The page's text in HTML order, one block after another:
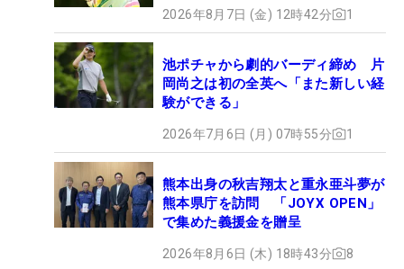
2026年8月7日 (金) 12時42分 1
池ポチャから劇的バーディ締め 片
岡尚之は初の全英へ「また新しい経
験ができる」
2026年7月6日 (月) 07時55分 1
熊本出身の秋吉翔太と重永亜斗夢が
熊本県庁を訪問 「JOYX OPEN」
で集めた義援金を贈呈
2026年8月6日 (木) 18時43分 8